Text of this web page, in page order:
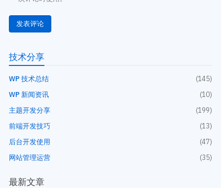
技术分享
WP 技术总结
(145)
WP 新闻资讯
(10)
主题开发分享
(199)
前端开发技巧
(13)
后台开发使用
(47)
网站管理运营
(35)
最新文章